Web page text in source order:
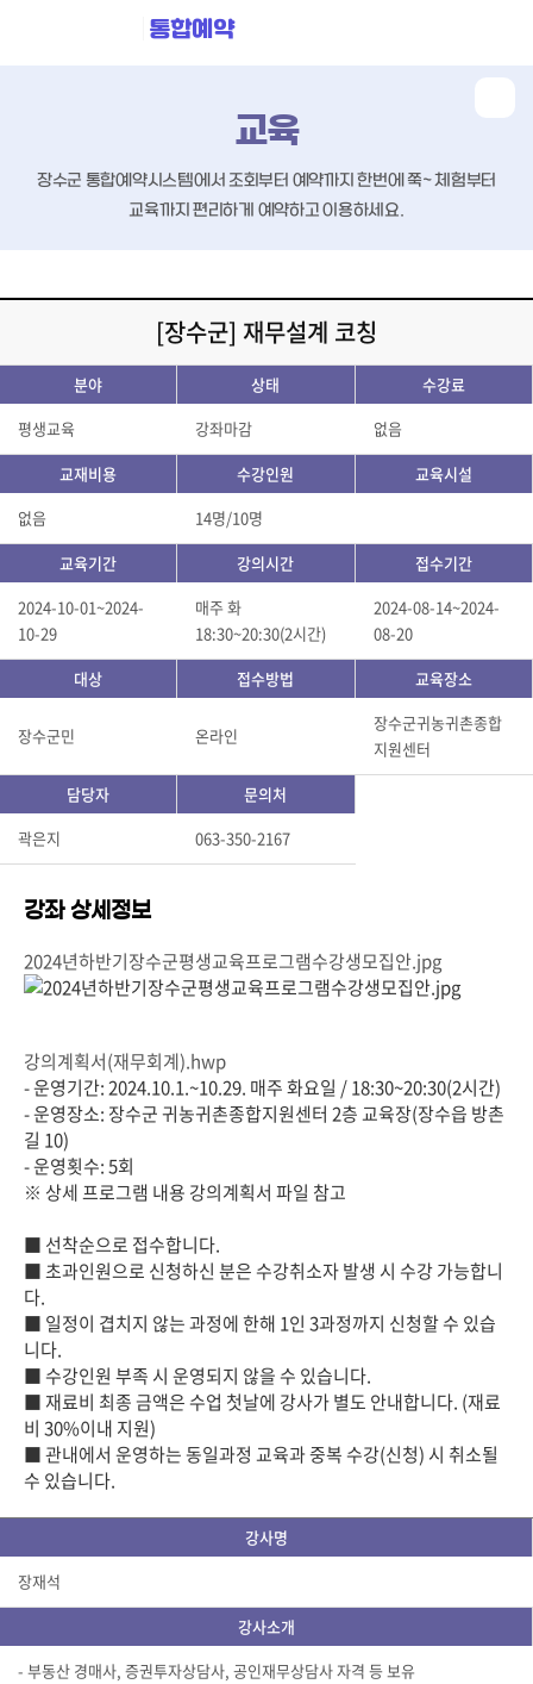
통합예약
교육
장수군 통합예약시스템에서 조회부터 예약까지 한번에 쭉~체험부터
교육까지 편리하게 예약하고 이용하세요.
[장수군] 재무설계 코칭
분야
평생교육
상태
강좌마감
수강료
없음
교재비용
없음
수강인원
14명/10명
교육시설
교육기간
2024-10-01~2024-
10-29
강의시간
매주 화
18:30~20:30(2시간)
접수기간
2024-08-14~2024-
08-20
대상
장수군민
접수방법
온라인
교육장소
장수군귀농귀촌종합
지원센터
담당자
곽은지
문의처
063-350-2167
강좌 상세정보
2024년하반기장수군평생교육프로그램수강생모집안.jpg
강의계획서(재무회계).hwp
- 운영기간: 2024.10.1.~10.29. 매주 화요일 / 18:30~20:30(2시간)
- 운영장소: 장수군 귀농귀촌종합지원센터 2층 교육장(장수읍 방촌
길 10)
- 운영횟수: 5회
※ 상세 프로그램 내용 강의계획서 파일 참고
■ 선착순으로 접수합니다.
■ 초과인원으로 신청하신 분은 수강취소자 발생 시 수강 가능합니
다.
■ 일정이 겹치지 않는 과정에 한해 1인 3과정까지 신청할 수 있습
니다.
■ 수강인원 부족 시 운영되지 않을 수 있습니다.
■ 재료비 최종 금액은 수업 첫날에 강사가 별도 안내합니다. (재료
비 30%이내 지원)
■ 관내에서 운영하는 동일과정 교육과 중복 수강(신청) 시 취소될
수 있습니다.
강사명
장재석
강사소개
- 부동산 경매사, 증권투자상담사, 공인재무상담사 자격 등 보유